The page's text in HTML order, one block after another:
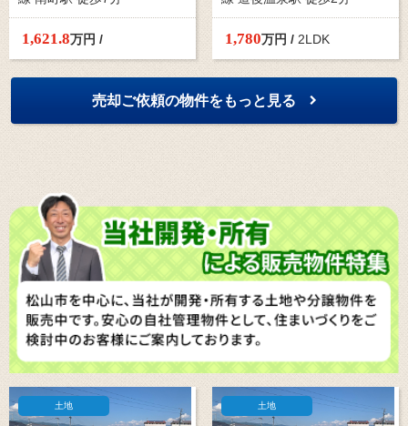
1,621.8万円 / 1,780万円 / 2LDK
売却ご依頼の物件をもっと見る
土地 土地